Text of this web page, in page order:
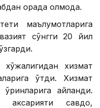
орқада қолмоқда.
маълумотларига
сўнгги 20 йил
хўжалигидан хизмат
ўтди. Хизмат
айланди.
савдо,